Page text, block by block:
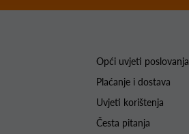
Opći uvjeti poslovanja
Plaćanje i dostava
Uvjeti korištenja
Česta pitanja